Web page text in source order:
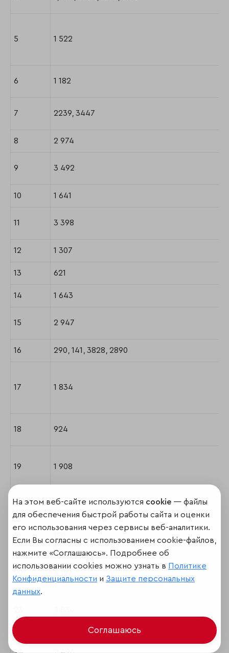
5 1 522
6 1 182
7 2239, 3447
8 2 974
9 3 492
10 1 641
11 3 398
12 1 307
13 621
14 1 643
15 2 947
16 290, 141, 3828, 2890
17 1 834
18 924
19 1 908
20 915
21
На этом веб-сайте используются cookie — файлы
для обеспечения быстрой работы сайта и оценки
его использования через сервисы веб-аналитики.
Если Вы согласны с использованием cookie-файлов,
нажмите «Соглашаюсь». Подробнее об
использовании cookies можно узнать в Политике
Конфиденциальности и Защите персональных
данных.
Соглашаюсь